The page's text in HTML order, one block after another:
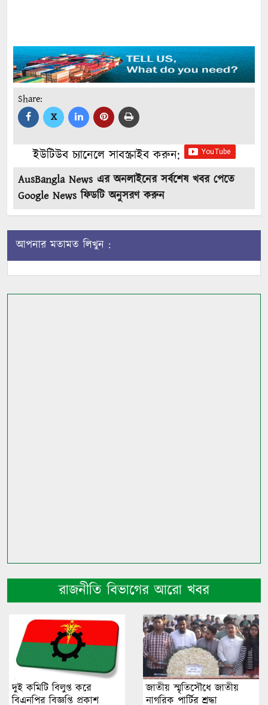
Share:
X
ইউটিউব চ্যানেলে সাবস্ক্রাইব করুন:
AusBangla News এর অনলাইনের সর্বশেষ খবর পেতে
Google News ফিডটি অনুসরণ করুন
আপনার মতামত লিখুন :
রাজনীতি বিভাগের আরো খবর
দুই কমিটি বিলুপ্ত করে
বিএনপির বিজ্ঞপ্তি প্রকাশ
জাতীয় স্মৃতিসৌধে জাতীয়
নাগরিক পার্টির শ্রদ্ধা